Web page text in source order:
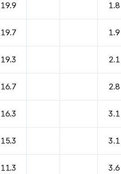
19.9 1.8
19.7 1.9
19.3 2.1
16.7 2.8
16.3 3.1
15.3 3.1
11.3 3.6